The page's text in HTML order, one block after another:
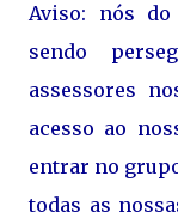
Aviso: nós do
sendo
assessores
acesso ao
entrar no
todas as